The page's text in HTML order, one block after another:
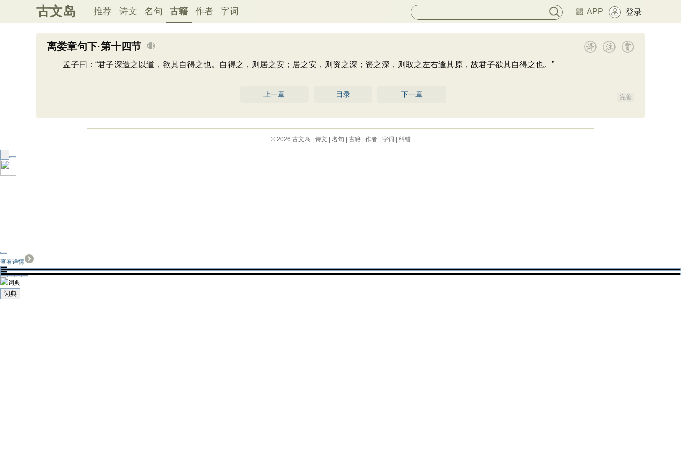
古文岛 推荐 诗文 名句 古籍 作者 字词 APP 登录
离娄章句下·第十四节
孟子曰：“君子深造之以道，欲其自得之也。自得之，则居之安；居之安，则资之深；资之深，则取之左右逢其原，故君子欲其自得之也。”
上一章 目录 下一章 完善
© 2026 古文岛 诗文 名句 古籍| 作者| 字词 纠错
查看详情
词典